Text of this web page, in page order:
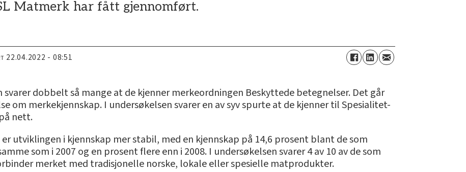
Matmerk har fått gjennomført.
22.04.2022 - 08:51
dobbelt så mange at de kjenner merkeordningen Beskyttede betegnelser. Det går
om merkekjennskap. I undersøkelsen svarer en av syv spurte at de kjenner til Spesialitet-
nett.
utviklingen i kjennskap mer stabil, med en kjennskap på 14,6 prosent blant de som
som i 2007 og en prosent flere enn i 2008. I undersøkelsen svarer 4 av 10 av de som
merket med tradisjonelle norske, lokale eller spesielle matprodukter.